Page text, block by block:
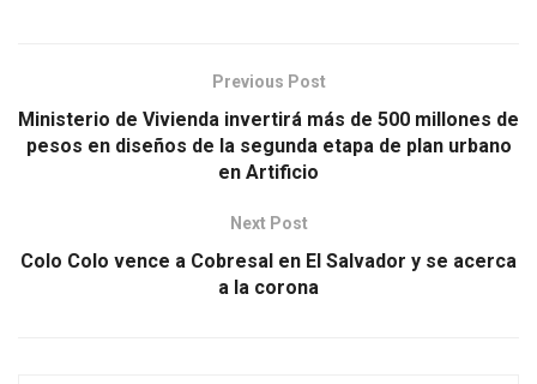
Previous Post
Ministerio de Vivienda invertirá más de 500 millones de
pesos en diseños de la segunda etapa de plan urbano
en Artificio
Next Post
Colo Colo vence a Cobresal en El Salvador y se acerca
a la corona